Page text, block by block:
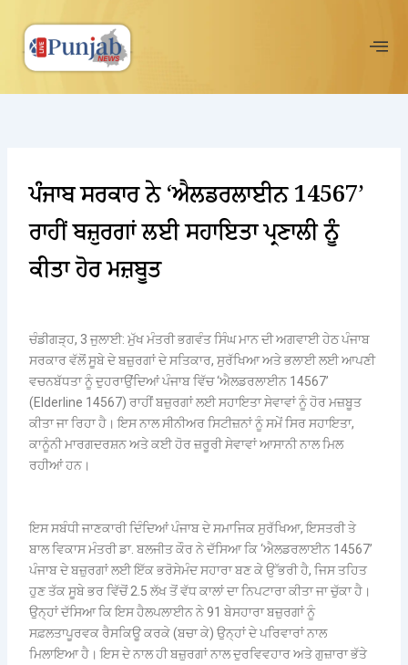
content
ਪੰਜਾਬ ਸਰਕਾਰ ਨੇ ‘ਐਲਡਰਲਾਈਨ 14567’
ਰਾਹੀਂ ਬਜ਼ੁਰਗਾਂ ਲਈ ਸਹਾਇਤਾ ਪ੍ਰਣਾਲੀ ਨੂੰ
ਕੀਤਾ ਹੋਰ ਮਜ਼ਬੂਤ
ਚੰਡੀਗੜ੍ਹ, 3 ਜੁਲਾਈ: ਮੁੱਖ ਮੰਤਰੀ ਭਗਵੰਤ ਸਿੰਘ ਮਾਨ ਦੀ ਅਗਵਾਈ ਹੇਠ ਪੰਜਾਬ
ਸਰਕਾਰ ਵੱਲੋਂ ਸੂਬੇ ਦੇ ਬਜ਼ੁਰਗਾਂ ਦੇ ਸਤਿਕਾਰ, ਸੁਰੱਖਿਆ ਅਤੇ ਭਲਾਈ ਲਈ ਆਪਣੀ
ਵਚਨਬੱਧਤਾ ਨੂੰ ਦੁਹਰਾਉਂਦਿਆਂ ਪੰਜਾਬ ਵਿੱਚ ‘ਐਲਡਰਲਾਈਨ 14567’
(Elderline 14567) ਰਾਹੀਂ ਬਜ਼ੁਰਗਾਂ ਲਈ ਸਹਾਇਤਾ ਸੇਵਾਵਾਂ ਨੂੰ ਹੋਰ ਮਜ਼ਬੂਤ
ਕੀਤਾ ਜਾ ਰਿਹਾ ਹੈ। ਇਸ ਨਾਲ ਸੀਨੀਅਰ ਸਿਟੀਜ਼ਨਾਂ ਨੂੰ ਸਮੇਂ ਸਿਰ ਸਹਾਇਤਾ,
ਕਾਨੂੰਨੀ ਮਾਰਗਦਰਸ਼ਨ ਅਤੇ ਕਈ ਹੋਰ ਜ਼ਰੂਰੀ ਸੇਵਾਵਾਂ ਆਸਾਨੀ ਨਾਲ ਮਿਲ
ਰਹੀਆਂ ਹਨ।
ਇਸ ਸਬੰਧੀ ਜਾਣਕਾਰੀ ਦਿੰਦਿਆਂ ਪੰਜਾਬ ਦੇ ਸਮਾਜਿਕ ਸੁਰੱਖਿਆ, ਇਸਤਰੀ ਤੇ
ਬਾਲ ਵਿਕਾਸ ਮੰਤਰੀ ਡਾ. ਬਲਜੀਤ ਕੌਰ ਨੇ ਦੱਸਿਆ ਕਿ ‘ਐਲਡਰਲਾਈਨ 14567’
ਪੰਜਾਬ ਦੇ ਬਜ਼ੁਰਗਾਂ ਲਈ ਇੱਕ ਭਰੋਸੇਮੰਦ ਸਹਾਰਾ ਬਣ ਕੇ ਉੱਭਰੀ ਹੈ, ਜਿਸ ਤਹਿਤ
ਹੁਣ ਤੱਕ ਸੂਬੇ ਭਰ ਵਿੱਚੋਂ 2.5 ਲੱਖ ਤੋਂ ਵੱਧ ਕਾਲਾਂ ਦਾ ਨਿਪਟਾਰਾ ਕੀਤਾ ਜਾ ਚੁੱਕਾ ਹੈ।
ਉਨ੍ਹਾਂ ਦੱਸਿਆ ਕਿ ਇਸ ਹੈਲਪਲਾਈਨ ਨੇ 91 ਬੇਸਹਾਰਾ ਬਜ਼ੁਰਗਾਂ ਨੂੰ
ਸਫ਼ਲਤਾਪੂਰਵਕ ਰੈਸਕਿਊ ਕਰਕੇ (ਬਚਾ ਕੇ) ਉਨ੍ਹਾਂ ਦੇ ਪਰਿਵਾਰਾਂ ਨਾਲ
ਮਿਲਾਇਆ ਹੈ। ਇਸ ਦੇ ਨਾਲ ਹੀ ਬਜ਼ੁਰਗਾਂ ਨਾਲ ਦੁਰਵਿਵਹਾਰ ਅਤੇ ਗੁਜ਼ਾਰਾ ਭੱਤੇ